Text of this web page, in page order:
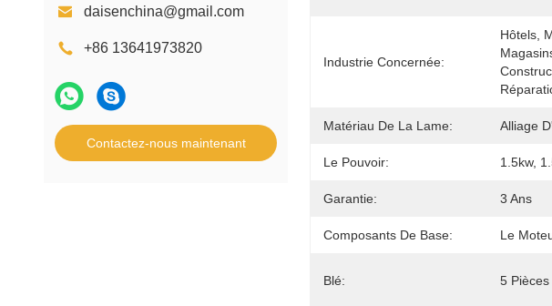
daisenchina@gmail.com
+86 13641973820
Contactez-nous maintenant
Industrie Concernée:
Hôtels,
Matériau De La Lame: Alliage
Le Pouvoir: 1.5kw,
Garantie: 3 Ans
Composants De Base: Le
Blé: 5 Pièces